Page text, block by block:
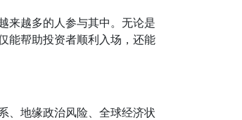
来越多的人参与其中。无论是
能帮助投资者顺利入场，还能
、地缘政治风险、全球经济状